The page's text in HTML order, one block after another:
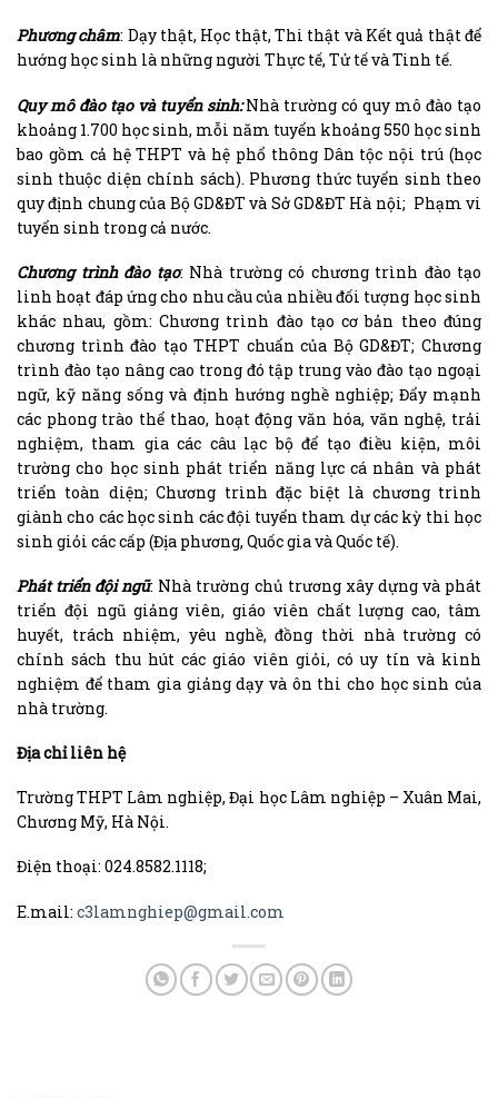
Phương châm: Dạy thật, Học thật, Thi thật và Kết quả thật để
hướng học sinh là những người Thực tế, Tử tế và Tinh tế.
Quy mô đào tạo và tuyển sinh:Nhà trường có quy mô đào tạo
khoảng 1.700 học sinh, mỗi năm tuyển khoảng 550 học sinh
bao gồm cả hệ THPT và hệ phổ thông Dân tộc nội trú (học
sinh thuộc diện chính sách). Phương thức tuyển sinh theo
quy định chung của Bộ GD&ĐT và Sở GD&ĐT Hà nội; Phạm vi
tuyển sinh trong cả nước.
Chương trình đào tạo: Nhà trường có chương trình đào tạo
linh hoạt đáp ứng cho nhu cầu của nhiều đối tượng học sinh
khác nhau, gồm: Chương trình đào tạo cơ bản theo đúng
chương trình đào tạo THPT chuẩn của Bộ GD&ĐT; Chương
trình đào tạo nâng cao trong đó tập trung vào đào tạo ngoại
ngữ, kỹ năng sống và định hướng nghề nghiệp; Đẩy mạnh
các phong trào thể thao, hoạt động văn hóa, văn nghệ, trải
nghiệm, tham gia các câu lạc bộ để tạo điều kiện, môi
trường cho học sinh phát triển năng lực cá nhân và phát
triển toàn diện; Chương trình đặc biệt là chương trình
giành cho các học sinh các đội tuyển tham dự các kỳ thi học
sinh giỏi các cấp (Địa phương, Quốc gia và Quốc tế).
Phát triển đội ngũ: Nhà trường chủ trương xây dựng và phát
triển đội ngũ giảng viên, giáo viên chất lượng cao, tâm
huyết, trách nhiệm, yêu nghề, đồng thời nhà trường có
chính sách thu hút các giáo viên giỏi, có uy tín và kinh
nghiệm để tham gia giảng dạy và ôn thi cho học sinh của
nhà trường.
Địa chỉ liên hệ
Trường THPT Lâm nghiệp, Đại học Lâm nghiệp – Xuân Mai,
Chương Mỹ, Hà Nội.
Điện thoại: 024.8582.1118;
E.mail: c3lamnghiep@gmail.com